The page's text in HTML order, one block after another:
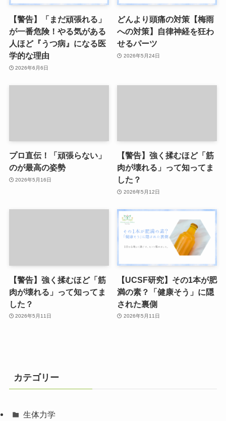
【警告】「まだ頑張れる」
が一番危険！やる気がある
人ほど『うつ病』になる医
学的な理由
2026年6月6日
どんより頭痛の対策【梅雨
への対策】自律神経を狂わ
せるパーツ
2026年5月24日
プロ直伝！「頑張らない」
のが最高の姿勢
2026年5月16日
【警告】強く揉むほど「筋
肉が壊れる」って知ってま
した？
2026年5月12日
【警告】強く揉むほど「筋
肉が壊れる」って知ってま
した？
2026年5月11日
【UCSF研究】その1本が肥
満の素？「健康そう」に隠
された裏側
2026年5月11日
カテゴリー
生体力学